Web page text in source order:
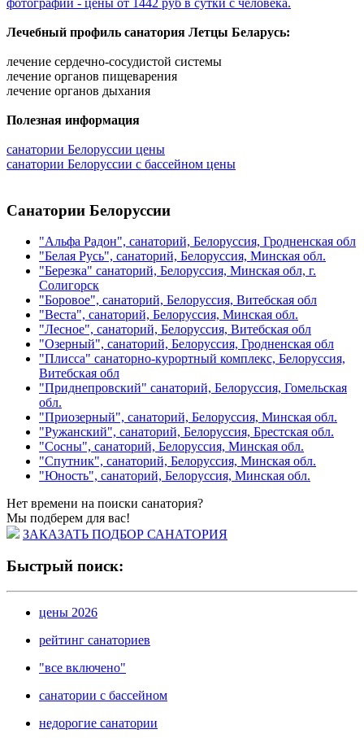
Лечебный профиль санатория Летцы Беларусь:
лечение сердечно-сосудистой системы
лечение органов пищеварения
лечение органов дыхания
Полезная информация
санатории Белоруссии цены
санатории Белоруссии с бассейном цены
Санатории Белоруссии
"Альфа Радон", санаторий, Белоруссия, Гродненская обл
"Белая Русь", санаторий, Белоруссия, Минская обл.
"Березка" санаторий, Белоруссия, Минская обл, г.
Солигорск
"Боровое", санаторий, Белоруссия, Витебская обл
"Веста", санаторий, Белоруссия, Минская обл.
"Лесное", санаторий, Белоруссия, Витебская обл
"Озерный", санаторий, Белоруссия, Гродненская обл
"Плисса" санаторно-курортный комплекс, Белоруссия,
Витебская обл
"Приднепровский" санаторий, Белоруссия, Гомельская
обл.
"Приозерный", санаторий, Белоруссия, Минская обл.
"Ружанский", санаторий, Белоруссия, Брестская обл.
"Сосны", санаторий, Белоруссия, Минская обл.
"Спутник", санаторий, Белоруссия, Минская обл.
"Юность", санаторий, Белоруссия, Минская обл.
Нет времени на поиски санатория?
Мы подберем для вас!
ЗАКАЗАТЬ ПОДБОР САНАТОРИЯ
Быстрый поиск:
цены 2026
рейтинг санаториев
"все включено"
санатории с бассейном
недорогие санатории